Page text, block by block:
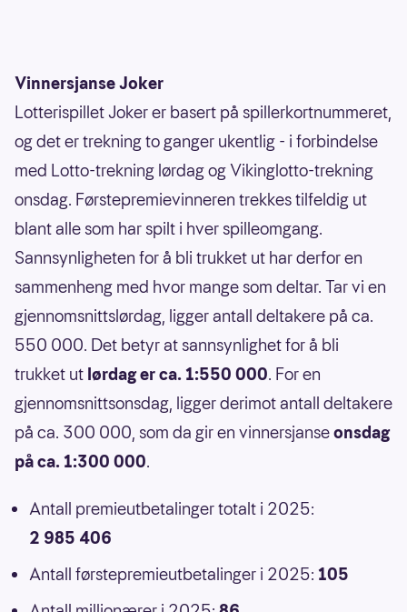
Vinnersjanse Joker
Lotterispillet Joker er basert på spillerkortnummeret,
og det er trekning to ganger ukentlig - i forbindelse
med Lotto-trekning lørdag og Vikinglotto-trekning
onsdag. Førstepremievinneren trekkes tilfeldig ut
blant alle som har spilt i hver spilleomgang.
Sannsynligheten for å bli trukket ut har derfor en
sammenheng med hvor mange som deltar. Tar vi en
gjennomsnittslørdag, ligger antall deltakere på ca.
550 000. Det betyr at sannsynlighet for å bli
trukket ut lørdag er ca. 1:550 000. For en
gjennomsnittsonsdag, ligger derimot antall deltakere
på ca. 300 000, som da gir en vinnersjanseonsdag
på ca. 1:300 000.
Antall premieutbetalinger totalt i 2025:
2 985 406
Antall førstepremieutbetalinger i 2025: 105